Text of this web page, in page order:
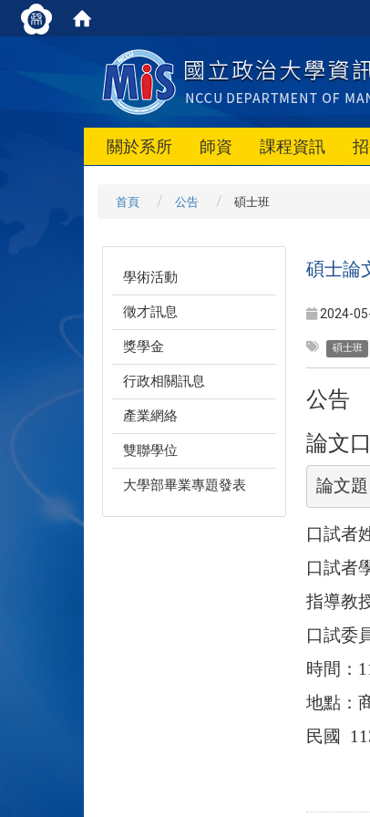
關於系所 師資 課程資訊
首頁 公告 碩士班
學術活動
徵才訊息
獎學金
行政相關訊息
產業網絡
雙聯學位
大學部畢業專題發表
碩士論
2024-
碩士班
公告
論文
論文題
口試者
口試者
指導教
口試委
時間：
地點：
民國